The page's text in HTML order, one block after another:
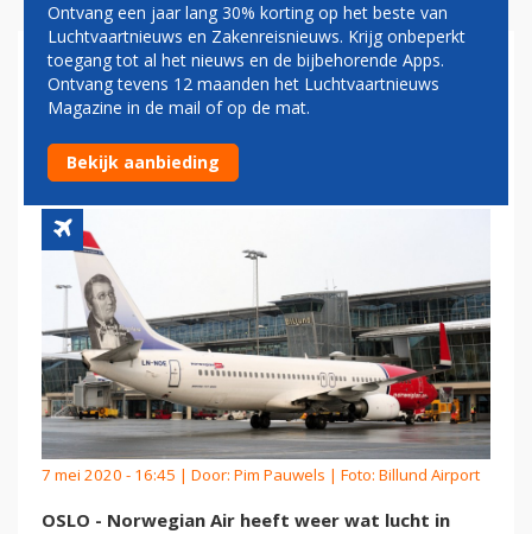
NORWEGIAN KRIJGT RECHT
OP MEER STAATSSTEUN EN
LIJKT VOORLOPIG GERED
7 mei 2020 - 16:45 | Door: Pim Pauwels | Foto: Billund Airport
OSLO - Norwegian Air heeft weer wat lucht in
Ontvang een jaar lang 30% korting op het beste van
Luchtvaartnieuws en Zakenreisnieuws. Krijg onbeperkt
toegang tot al het nieuws en de bijbehorende Apps.
Ontvang tevens 12 maanden het Luchtvaartnieuws
Magazine in de mail of op de mat.
Bekijk aanbieding